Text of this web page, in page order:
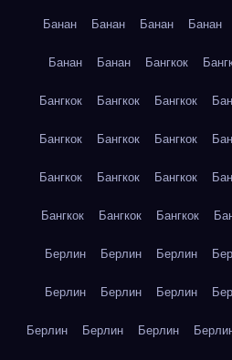
Банан Банан Банан Банан
Банан Банан Бангкок
Бангкок Бангкок Бангкок
Бангкок Бангкок Бангкок
Бангкок Бангкок Бангкок
Бангкок Бангкок Бангкок
Берлин Берлин Берлин
Берлин Берлин Берлин
Берлин Берлин Берлин